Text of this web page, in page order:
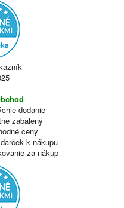
dodanie
zabalený
ceny
k nákupu
za nákup